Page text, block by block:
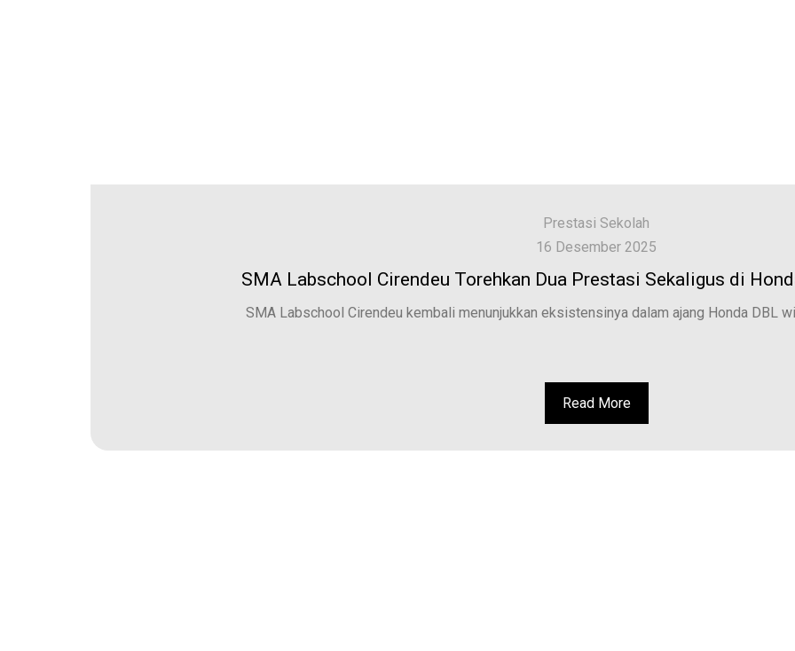
Prestasi Sekolah
16 Desember 2025
SMA Labschool Cirendeu Torehkan Dua Prestasi Sekaligus di
SMA Labschool Cirendeu kembali menunjukkan eksistensinya dalam ajang Honda DBL
Read More